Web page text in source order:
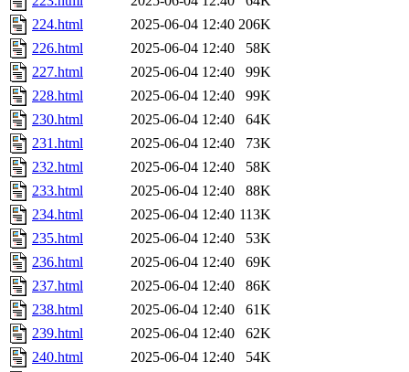
224.html
2025-06-04 12:40 206K
226.html
2025-06-04 12:40
58K
227.html
2025-06-04 12:40
99K
228.html
2025-06-04 12:40
99K
230.html
2025-06-04 12:40
64K
231.html
2025-06-04 12:40
73K
232.html
2025-06-04 12:40
58K
233.html
2025-06-04 12:40
88K
234.html
2025-06-04 12:40 113K
235.html
2025-06-04 12:40
53K
236.html
2025-06-04 12:40
69K
237.html
2025-06-04 12:40
86K
238.html
2025-06-04 12:40
61K
239.html
2025-06-04 12:40
62K
240.html
2025-06-04 12:40
54K